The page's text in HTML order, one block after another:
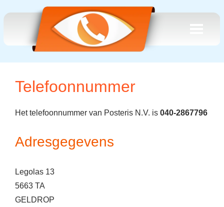
Telefoonnummer
Het telefoonnummer van Posteris N.V. is 040-2867796
Adresgegevens
Legolas 13
5663 TA
GELDROP